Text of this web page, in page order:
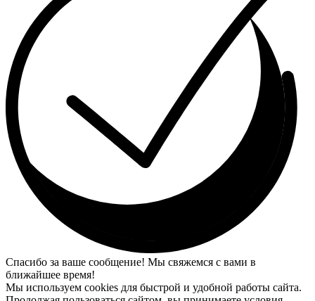
Спасибо за ваше сообщение! Мы свяжемся с вами в
ближайшее время!
Мы используем cookies для быстрой и удобной работы сайта.